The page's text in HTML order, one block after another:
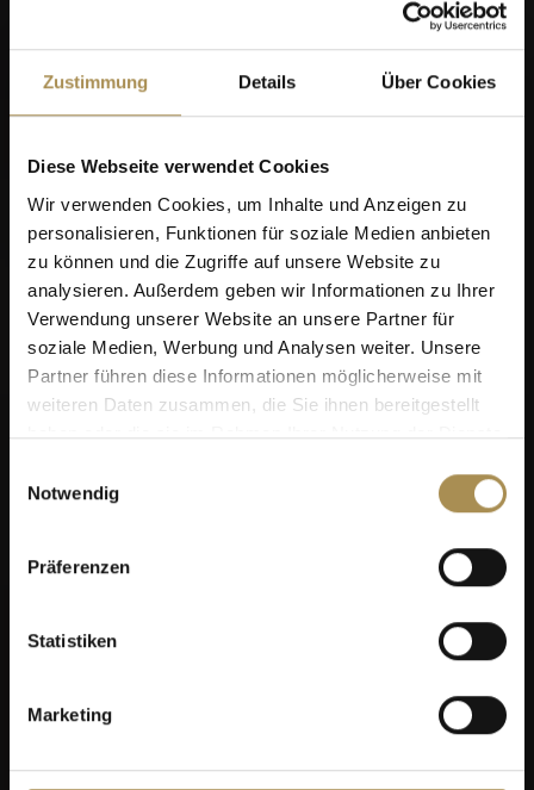
Zustimmung Details Über Cookies
Diese Webseite verwendet Cookies
Wir verwenden Cookies, um Inhalte und Anzeigen zu
personalisieren, Funktionen für soziale Medien anbieten
zu können und die Zugriffe auf unsere Website zu
analysieren. Außerdem geben wir Informationen zu Ihrer
Verwendung unserer Website an unsere Partner für
soziale Medien, Werbung und Analysen weiter. Unsere
Partner führen diese Informationen möglicherweise mit
weiteren Daten zusammen, die Sie ihnen bereitgestellt
haben oder die sie im Rahmen Ihrer Nutzung der Dienste
Notwendig
Präferenzen
Statistiken
Marketing